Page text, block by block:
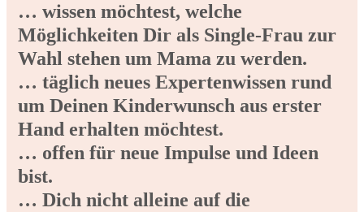
… wissen möchtest, welche
Möglichkeiten Dir als Single-Frau zur
Wahl stehen um Mama zu werden.
… täglich neues Expertenwissen rund
um Deinen Kinderwunsch aus erster
Hand erhalten möchtest.
… offen für neue Impulse und Ideen
bist.
… Dich nicht alleine auf die